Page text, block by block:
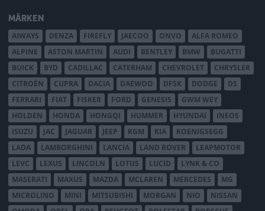
MÄRKEN
AIWAYS DENZA FIREFLY JAECOO ONVO
ALFA ROMEO
ALPINE
ASTON MARTIN AUDI BENTLEY BMW
BUGATTI
BUICK
BYD CADILLAC CATERHAM CHEVROLET
CHRYSLER
CITROËN
CUPRA DACIA DAEWOO DFSK DODGE
DS
FERRARI
FIAT FISKER FORD GENESIS
GWM WEY
HOLDEN
HONDA HONGQI HUMMER HYUNDAI
INEOS
ISUZU
JAC JAGUAR JEEP KGM KIA
KOENIGSEGG
LADA
LAMBORGHINI LANCIA LAND ROVER
LEAPMOTOR
LEVC
LEXUS LINCOLN LOTUS LUCID
LYNK & CO
MASERATI
MAXUS MAZDA MCLAREN MERCEDES
MG
MICROLINO
MINI MITSUBISHI MORGAN NIO
NISSAN